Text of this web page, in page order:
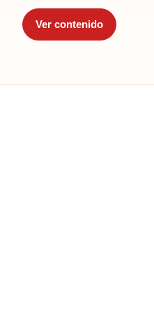
Ver contenido